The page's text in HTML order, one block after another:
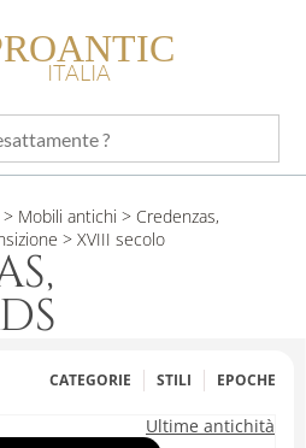
ITALIA
> Mobili antichi > Credenzas,
> XVIII secolo
CATEGORIE STILI EPOCHE
Ultime antichità